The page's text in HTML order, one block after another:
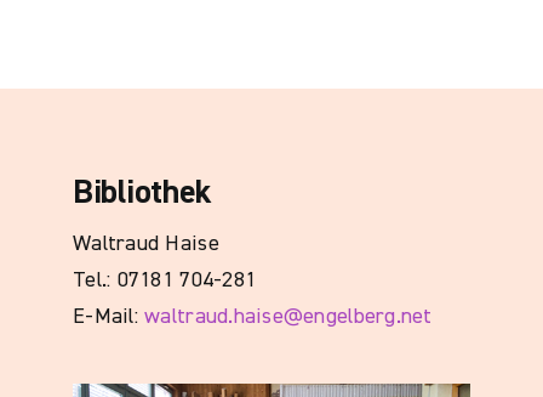
Bibliothek
Waltraud Haise
Tel.: 07181 704-281
E-Mail:waltraud.haise@engelberg.net